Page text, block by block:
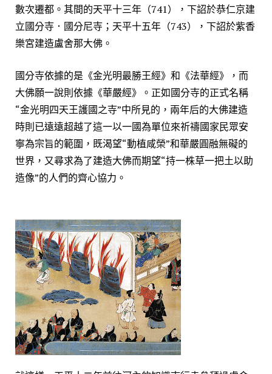
數次遷都。其間的天平十三年（741），下詔於恭仁京建
立國分寺．國分尼寺；天平十五年（743），下詔於紫香
樂宮建造盧舍那大佛。
國分寺依據的是《金光明最勝王經》和《法華經》，而
大佛願一說則依據《華嚴經》。正如國分寺的正式名稱
“金光明四天王護國之寺”中所見的，兩年后的大佛建造
時則已遠遠超越了這一以一國為單位來祈禱國家民眾安
寧為宗旨的範圍，既渴望“動植咸榮”和華嚴圓融無礙的
世界，又尋求為了建造大佛而期望“持一株草一把土以助
造像”的人們的齊心協力。